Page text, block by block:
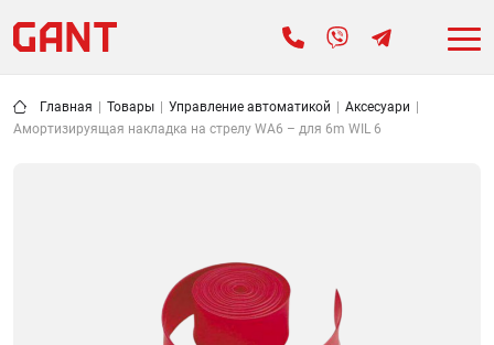
Главная Товары Управление автоматикой Аксесуари
Амортизируящая накладка на стрелу WA6 – для 6m WIL 6